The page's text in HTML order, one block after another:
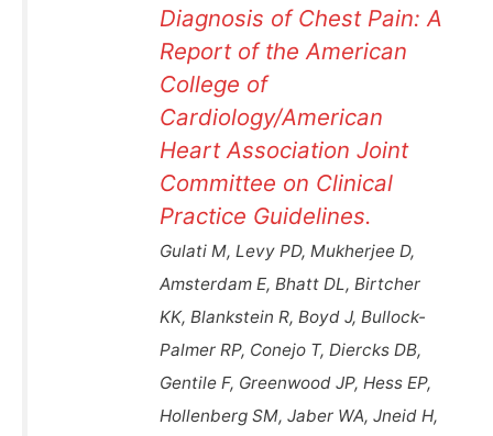
Diagnosis of Chest Pain: A
Report of the American
College of
Cardiology/American
Heart Association Joint
Committee on Clinical
Practice Guidelines.
Gulati M, Levy PD, Mukherjee D,
Amsterdam E, Bhatt DL, Birtcher
KK, Blankstein R, Boyd J, Bullock-
Palmer RP, Conejo T, Diercks DB,
Gentile F, Greenwood JP, Hess EP,
Hollenberg SM, Jaber WA, Jneid H,